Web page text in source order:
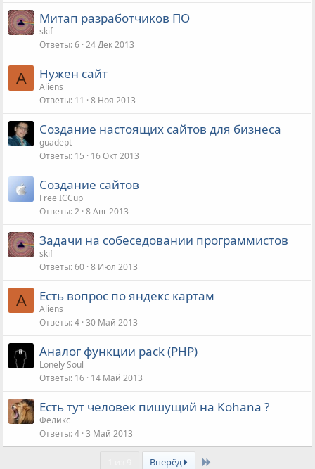
Митап разработчиков ПО
skif
Ответы 6 24 Дек 2013
A Нужен сайт
Aliens
Ответы 11 8 Ноя 2013
Создание настоящих сайтов для бизнеса
guadept
Ответы 15 16 Окт 2013
Создание сайтов
Free ICCup
Ответы 2 8 Авг 2013
Задачи на собеседовании программистов
skif
Ответы 60 8 Июл 2013
A Есть вопрос по яндекс картам
Aliens
Ответы 4 30 Май 2013
Аналог функции pack (PHP)
Lonely Soul
Ответы 16 14 Май 2013
Есть тут человек пишущий на Kohana ?
Феликс
Ответы 4 3 Май 2013
Вперёд Last